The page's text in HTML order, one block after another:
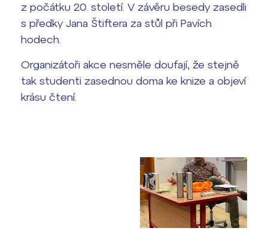
z počátku 20. století. V závěru besedy zasedli
s předky Jana Štiftera za stůl při Pavích
hodech.
Organizátoři akce nesměle doufají, že stejně
tak studenti zasednou doma ke knize a objeví
krásu čtení.